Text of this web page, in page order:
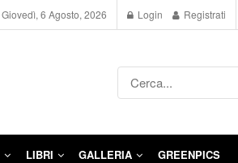
Giovedì, 6 Agosto, 2026 Login Registrati
LIBRI GALLERIA GREENPICS